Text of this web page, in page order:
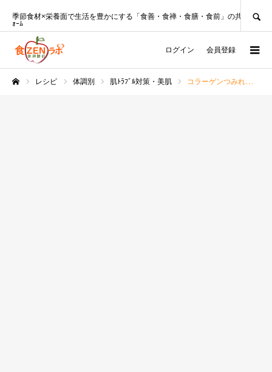
季節食材×栄養面で生活を豊かにする「食善・食禅・食膳・食前」の共創ﾌﾟﾗｯﾄﾌ
ｫｰﾑ
ログイン 会員登録
レシピ 体調別 肌ﾄﾗﾌﾞﾙ対策・美肌 コラーゲンつみれのトマト鍋レシピ